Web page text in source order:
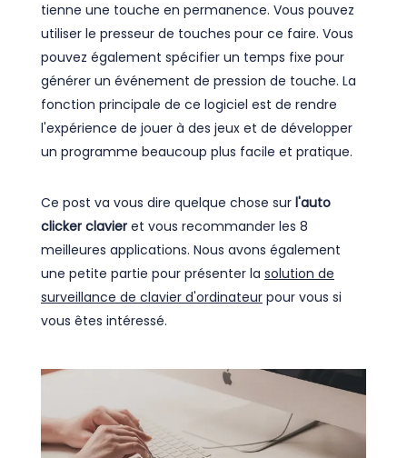
tienne une touche en permanence. Vous pouvez
utiliser le presseur de touches pour ce faire. Vous
pouvez également spécifier un temps fixe pour
générer un événement de pression de touche. La
fonction principale de ce logiciel est de rendre
l'expérience de jouer à des jeux et de développer
un programme beaucoup plus facile et pratique.
Ce post va vous dire quelque chose sur l'auto
clicker clavier et vous recommander les 8
meilleures applications. Nous avons également
une petite partie pour présenter la solution de
surveillance de clavier d'ordinateur pour vous si
vous êtes intéressé.